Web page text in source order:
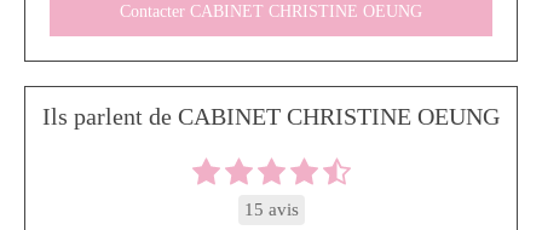
Contacter CABINET CHRISTINE OEUNG
Ils parlent de CABINET CHRISTINE OEUNG
15 avis